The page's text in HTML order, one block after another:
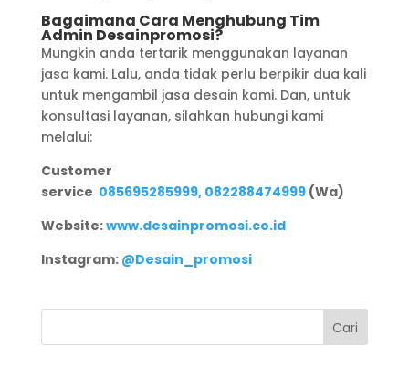
Bagaimana Cara Menghubung Tim
Admin Desainpromosi?
Mungkin anda tertarik menggunakan layanan
jasa kami. Lalu, anda tidak perlu berpikir dua kali
untuk mengambil jasa desain kami. Dan, untuk
konsultasi layanan, silahkan hubungi kami
melalui:
Customer
service 085695285999, 082288474999(Wa)
Website:www.desainpromosi.co.id
Instagram: @Desain_promosi